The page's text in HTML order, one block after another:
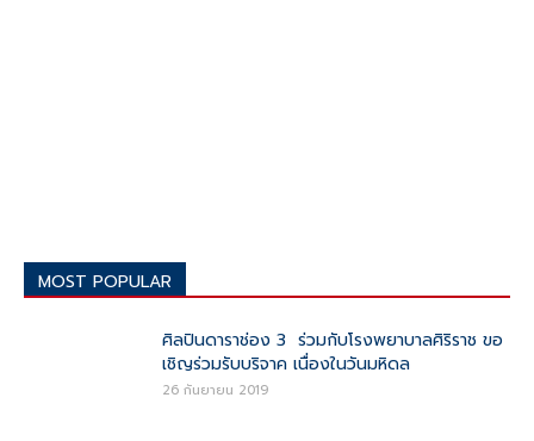
MOST POPULAR
ศิลปินดาราช่อง 3 ร่วมกับโรงพยาบาลศิริราช ขอ
เชิญร่วมรับบริจาค เนื่องในวันมหิดล
26 กันยายน 2019